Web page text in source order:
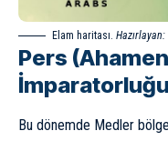
Elam haritası.
Pers
Bu dönemde Medler